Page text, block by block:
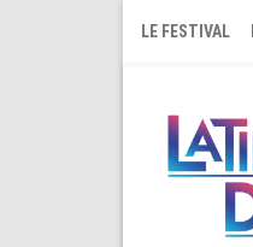
LE FESTIVAL